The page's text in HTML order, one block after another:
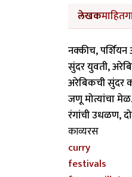
लेखक
नक्कीच, पर्शियन
सुंदर युवती,
अरेबिकची सुंदर
जणू मोत्यांचा
रंगांची उधळण,
काव्यरस
curry
festivals